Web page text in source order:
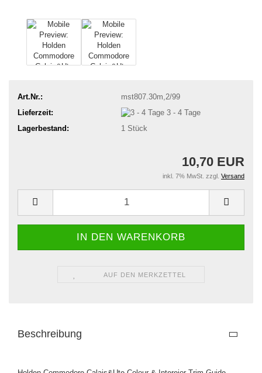
Art.Nr.:
mst807.30m,2/99
Lieferzeit:
3 - 4 Tage
Lagerbestand:
1 Stück
10,70 EUR
inkl. 7% MwSt. zzgl. Versand
AUF DEN MERKZETTEL
Beschreibung